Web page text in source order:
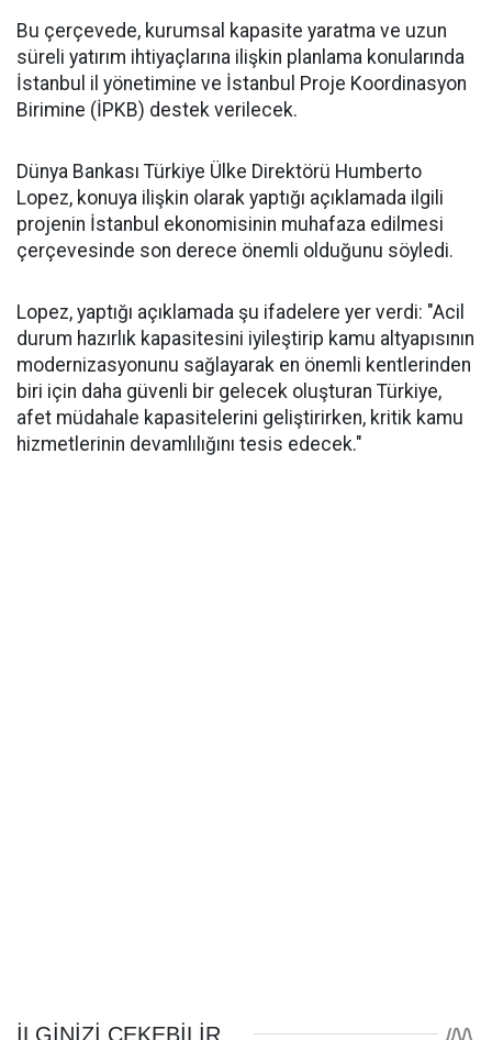
Bu çerçevede, kurumsal kapasite yaratma ve uzun
süreli yatırım ihtiyaçlarına ilişkin planlama konularında
İstanbul il yönetimine ve İstanbul Proje Koordinasyon
Birimine (İPKB) destek verilecek.
Dünya Bankası Türkiye Ülke Direktörü Humberto
Lopez, konuya ilişkin olarak yaptığı açıklamada ilgili
projenin İstanbul ekonomisinin muhafaza edilmesi
çerçevesinde son derece önemli olduğunu söyledi.
Lopez, yaptığı açıklamada şu ifadelere yer verdi: "Acil
durum hazırlık kapasitesini iyileştirip kamu altyapısının
modernizasyonunu sağlayarak en önemli kentlerinden
biri için daha güvenli bir gelecek oluşturan Türkiye,
afet müdahale kapasitelerini geliştirirken, kritik kamu
hizmetlerinin devamlılığını tesis edecek."